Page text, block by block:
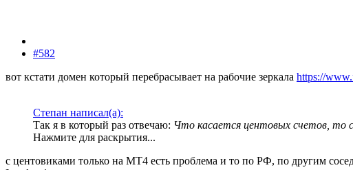
#582
вот кстати домен который перебрасывает на рабочие зеркала https://
Степан написал(а):
Так я в который раз отвечаю: Что касается центовых счетов, то
Нажмите для раскрытия...
с центовиками только на МТ4 есть проблема и то по РФ, по другим